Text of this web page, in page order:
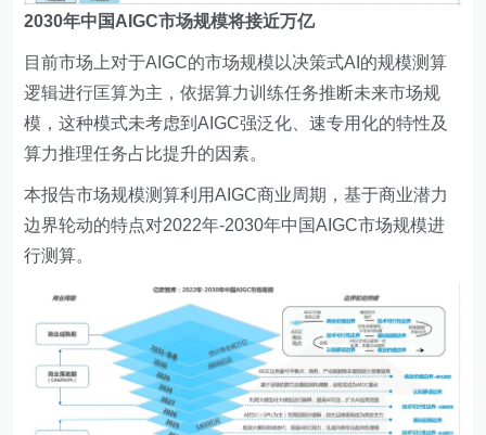
2030年中国AIGC市场规模将接近万亿
目前市场上对于AIGC的市场规模以决策式AI的规模测算
逻辑进行匡算为主，依据算力训练任务推断未来市场规
模，这种模式未考虑到AIGC强泛化、速专用化的特性及
算力推理任务占比提升的因素。
本报告市场规模测算利用AIGC商业周期，基于商业潜力
边界轮动的特点对2022年-2030年中国AIGC市场规模进
行测算。